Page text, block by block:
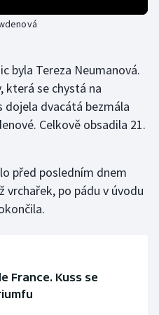
byla Tereza Neumanová.
která se chystá na
dojela dvacátá bezmála
Celkově obsadila 21.
před posledním dnem
po pádu v úvodu
France. Kuss se